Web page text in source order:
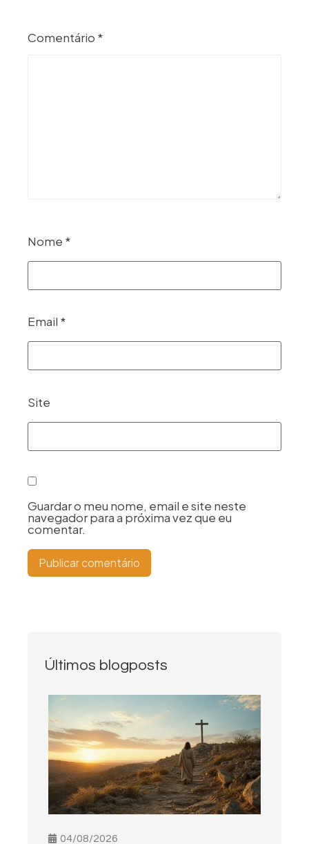
Comentário *
Nome *
Email *
Site
Guardar o meu nome, email e site neste
navegador para a próxima vez que eu
comentar.
Últimos blogposts
04/08/2026